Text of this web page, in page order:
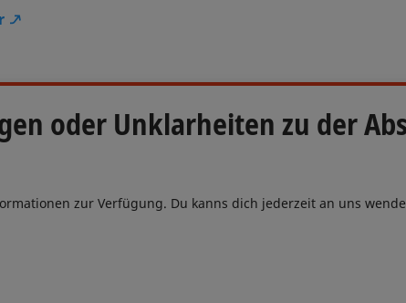
oder Unklarheiten zu der
zur Verfügung. Du kanns dich jederzeit an uns